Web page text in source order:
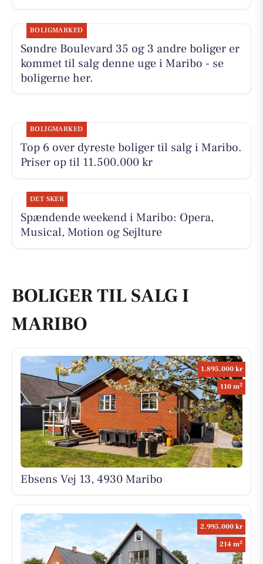
BOLIGMARKED
Søndre Boulevard 35 og 3 andre boliger er
kommet til salg denne uge i Maribo - se
boligerne her.
BOLIGMARKED
Top 6 over dyreste boliger til salg i Maribo.
Priser op til 11.500.000 kr
DET SKER
Spændende weekend i Maribo: Opera,
Musical, Motion og Sejlture
BOLIGER TIL SALG I
MARIBO
1.895.000 kr
110 m2
Ebsens Vej 13, 4930 Maribo
2.995.000 kr
214 m2